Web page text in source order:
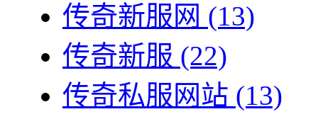
传奇新服网 (13)
传奇新服 (22)
传奇私服网站 (13)